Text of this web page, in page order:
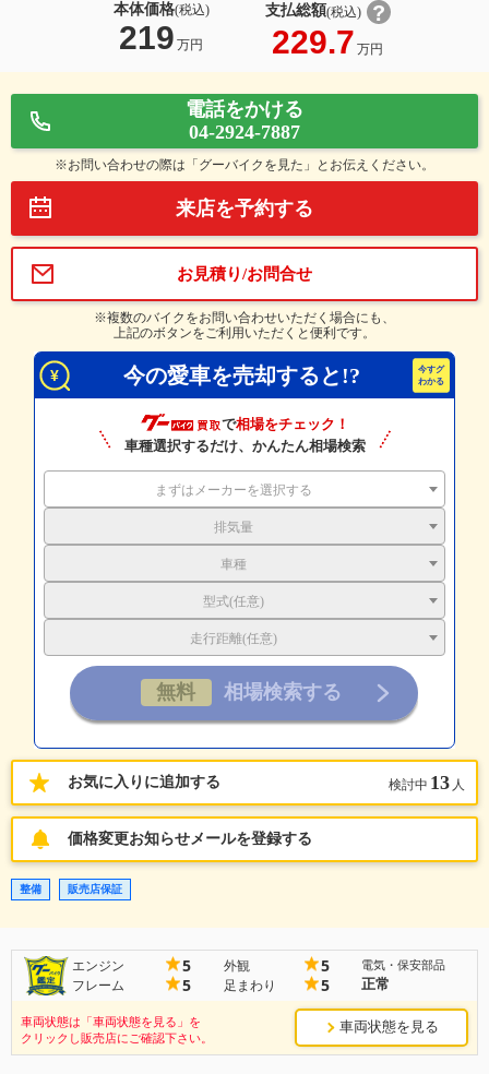
本体価格(税込)
219 万円
支払総額(税込)
229.7 万円
電話をかける
04-2924-7887
※お問い合わせの際は「グーバイクを見た」とお伝えください。
来店を予約する
お見積り/お問合せ
※複数のバイクをお問い合わせいただく場合にも、
上記のボタンをご利用いただくと便利です。
今の愛車を売却すると!?
で相場をチェック！
車種選択するだけ、かんたん相場検索
まずはメーカーを選択する
排気量
車種
型式(任意)
走行距離(任意)
お気に入りに追加する 検討中 13 人
価格変更お知らせメールを登録する
整備 販売店保証
エンジン 5 外観 5
フレーム 5 足まわり 5
電気・保安部品
正常
車両状態は「車両状態を見る」を
クリックし販売店にご確認下さい。
車両状態を見る